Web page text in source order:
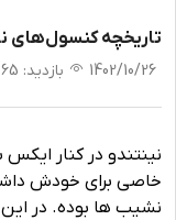
تاریخچه کنسول‌های
1402/10/26 بازدید:
65
نینتندو در کنار
خاصی برای خودش
نشیب ها بوده. در